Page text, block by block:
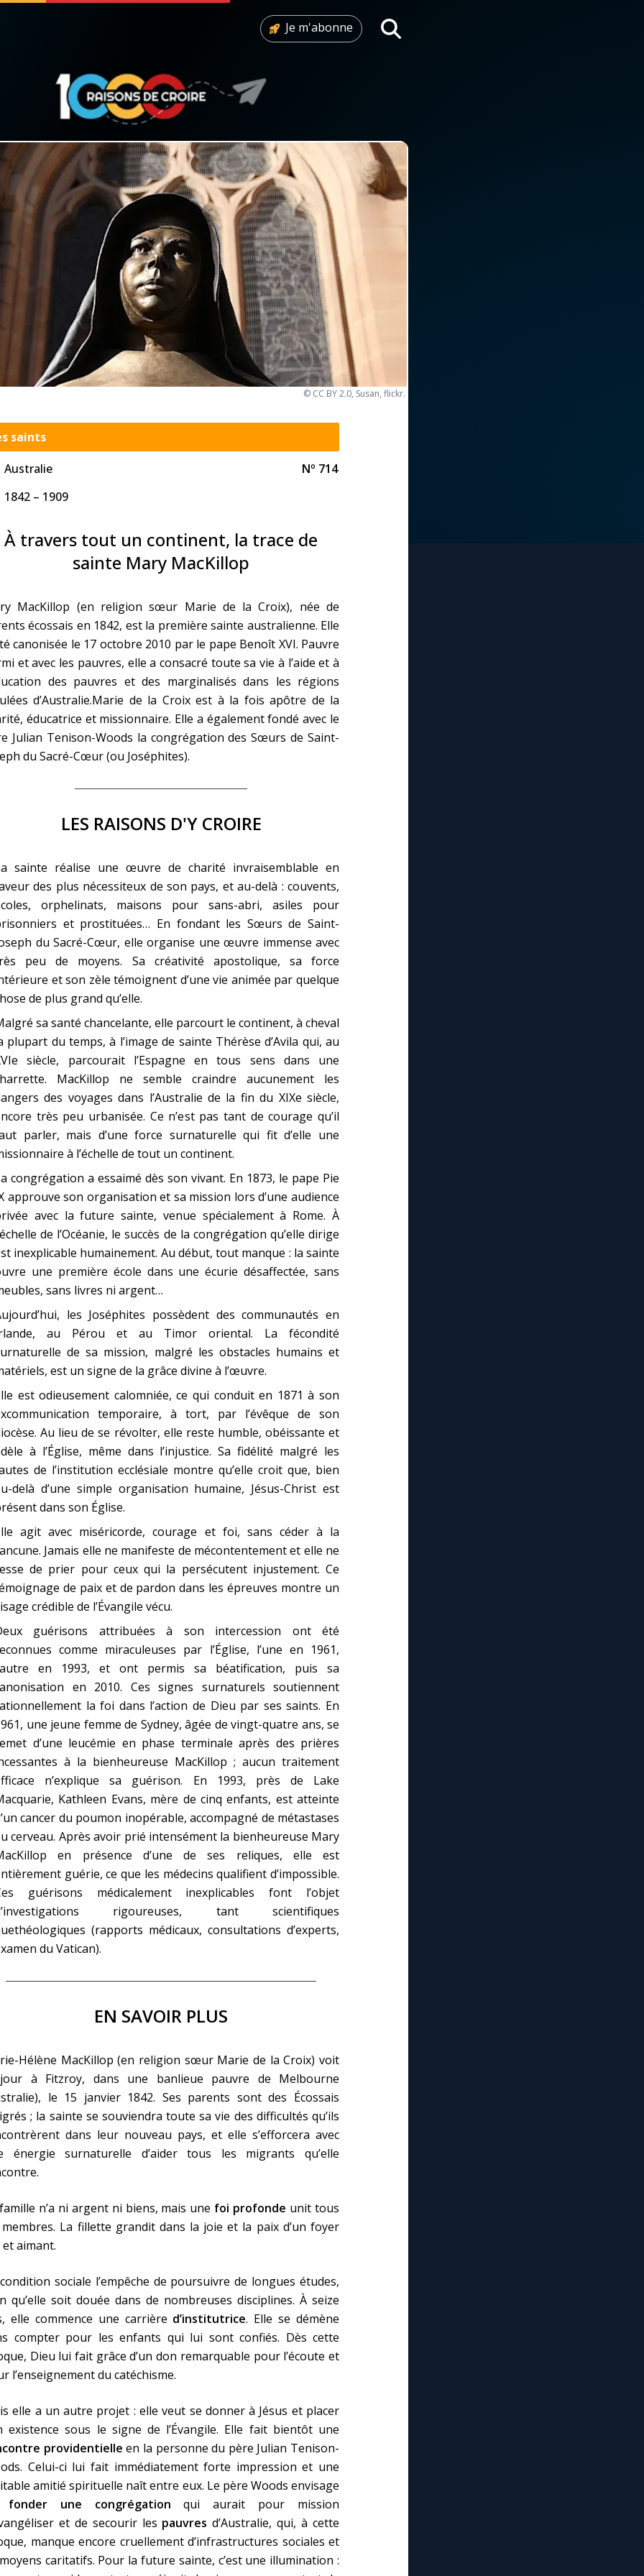
À propos Facebook
◼︎À la une
1000 Raisons de Croire
Chapelet pour le monde
Contact
Faire un don
Marie de Nazareth
Je m'abonne
© CC BY 2.0, Susan, flickr.
saints
Australie
Nº 714
1842 – 1909
À travers tout un continent, la trace de
sainte Mary MacKillop
MacKillop (en religion sœur Marie de la Croix), née de
écossais en 1842, est la première sainte australienne. Elle
canonisée le 17 octobre 2010 par le pape Benoît XVI. Pauvre
et avec les pauvres, elle a consacré toute sa vie à l’aide et à
des pauvres et des marginalisés dans les régions
d’Australie.Marie de la Croix est à la fois apôtre de la
éducatrice et missionnaire. Elle a également fondé avec le
Julian Tenison-Woods la congrégation des Sœurs de Saint-
du Sacré-Cœur (ou Joséphites).
LES RAISONS D'Y CROIRE
sainte réalise une œuvre de charité invraisemblable en
des plus nécessiteux de son pays, et au-delà : couvents,
orphelinats, maisons pour sans-abri, asiles pour
et prostituées… En fondant les Sœurs de Saint-
du Sacré-Cœur, elle organise une œuvre immense avec
peu de moyens. Sa créativité apostolique, sa force
et son zèle témoignent d’une vie animée par quelque
de plus grand qu’elle.
sa santé chancelante, elle parcourt le continent, à cheval
plupart du temps, à l’image de sainte Thérèse d’Avila qui, au
siècle, parcourait l’Espagne en tous sens dans une
MacKillop ne semble craindre aucunement les
des voyages dans l’Australie de la fin du XIXe siècle,
très peu urbanisée. Ce n’est pas tant de courage qu’il
parler, mais d’une force surnaturelle qui fit d’elle une
à l’échelle de tout un continent.
congrégation a essaimé dès son vivant. En 1873, le pape Pie
approuve son organisation et sa mission lors d’une audience
avec la future sainte, venue spécialement à Rome. À
de l’Océanie, le succès de la congrégation qu’elle dirige
inexplicable humainement. Au début, tout manque : la sainte
une première école dans une écurie désaffectée, sans
sans livres ni argent…
les Joséphites possèdent des communautés en
au Pérou et au Timor oriental. La fécondité
de sa mission, malgré les obstacles humains et
est un signe de la grâce divine à l’œuvre.
est odieusement calomniée, ce qui conduit en 1871 à son
temporaire, à tort, par l’évêque de son
Au lieu de se révolter, elle reste humble, obéissante et
à l’Église, même dans l’injustice. Sa fidélité malgré les
de l’institution ecclésiale montre qu’elle croit que, bien
delà d’une simple organisation humaine, Jésus-Christ est
dans son Église.
agit avec miséricorde, courage et foi, sans céder à la
Jamais elle ne manifeste de mécontentement et elle ne
de prier pour ceux qui la persécutent injustement. Ce
de paix et de pardon dans les épreuves montre un
crédible de l’Évangile vécu.
guérisons attribuées à son intercession ont été
comme miraculeuses par l’Église, l’une en 1961,
en 1993, et ont permis sa béatification, puis sa
en 2010. Ces signes surnaturels soutiennent
la foi dans l’action de Dieu par ses saints. En
une jeune femme de Sydney, âgée de vingt-quatre ans, se
d’une leucémie en phase terminale après des prières
à la bienheureuse MacKillop ; aucun traitement
n’explique sa guérison. En 1993, près de Lake
Kathleen Evans, mère de cinq enfants, est atteinte
cancer du poumon inopérable, accompagné de métastases
cerveau. Après avoir prié intensément la bienheureuse Mary
en présence d’une de ses reliques, elle est
guérie, ce que les médecins qualifient d’impossible.
guérisons médicalement inexplicables font l’objet
rigoureuses, tant scientifiques
(rapports médicaux, consultations d’experts,
du Vatican).
EN SAVOIR PLUS
Hélène MacKillop (en religion sœur Marie de la Croix) voit
à Fitzroy, dans une banlieue pauvre de Melbourne
le 15 janvier 1842. Ses parents sont des Écossais
; la sainte se souviendra toute sa vie des difficultés qu’ils
dans leur nouveau pays, et elle s’efforcera avec
énergie surnaturelle d’aider tous les migrants qu’elle
n’a ni argent ni biens, mais une foi profonde unit tous
membres. La fillette grandit dans la joie et la paix d’un foyer
aimant.
sociale l’empêche de poursuivre de longues études,
qu’elle soit douée dans de nombreuses disciplines. À seize
elle commence une carrière d’institutrice. Elle se démène
compter pour les enfants qui lui sont confiés. Dès cette
Dieu lui fait grâce d’un don remarquable pour l’écoute et
l’enseignement du catéchisme.
elle a un autre projet : elle veut se donner à Jésus et placer
existence sous le signe de l’Évangile. Elle fait bientôt une
providentielle en la personne du père Julian Tenison-
Celui-ci lui fait immédiatement forte impression et une
amitié spirituelle naît entre eux. Le père Woods envisage
fonder une congrégation qui aurait pour mission
et de secourir les pauvres d’Australie, qui, à cette
manque encore cruellement d’infrastructures sociales et
caritatifs. Pour la future sainte, c’est une illumination :